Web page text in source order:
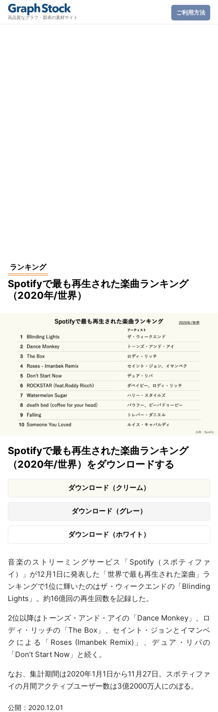
高品質なグラフ・図表の素材サイト
ご利用方法
ランキング
Spotifyで最も再生された楽曲ランキング
（2020年/世界）
Spotifyで最も再生された楽曲ランキング
（2020年/世界）をダウンロードする
ダウンロード（クリーム）
ダウンロード（グレー）
ダウンロード（ホワイト）
音楽のストリーミングサービス「Spotify（スポティファ
イ）」が12月1日に発表した「世界で最も再生された楽曲」ラ
ンキングで1位に輝いたのはザ・ウィークエンドの「Blinding
Lights」。約16億回の再生回数を記録した。
2位以降はトーンズ・アンド・アイの「Dance Monkey」、ロ
ディ・リッチの「The Box」、セイント・ジョンとイマンベ
クによる「Roses (Imanbek Remix)」、デュア・リパの
「Don’t Start Now」と続く。
なお、集計期間は2020年1月1日から11月27日。スポティファ
イの月間アクティブユーザー数は3億2000万人にのぼる。
公開：2020.12.01